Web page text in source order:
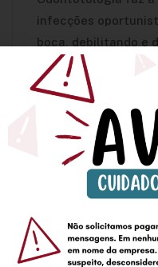
infecções
boca, debilitando e
desse paciente de